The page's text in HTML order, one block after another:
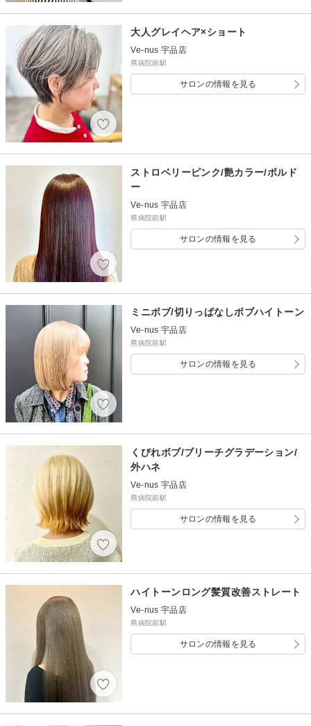
大人グレイヘア×ショート
Ve-nus 宇品店
県病院前駅
サロンの情報を見る
ストロベリーピンク/艶カラー/ボルド
ー
Ve-nus 宇品店
県病院前駅
サロンの情報を見る
ミニボブ/切りっぱなしボブハイトーン
Ve-nus 宇品店
県病院前駅
サロンの情報を見る
くびれボブ/ブリーチグラデーション/
外ハネ
Ve-nus 宇品店
県病院前駅
サロンの情報を見る
ハイトーンロング髪質改善ストレート
Ve-nus 宇品店
県病院前駅
サロンの情報を見る